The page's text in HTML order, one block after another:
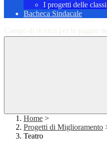
I progetti delle classi
Bacheca Sindacale
Campo di ricerca per le pagine
Home >
Progetti di Miglioramento
Teatro